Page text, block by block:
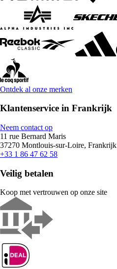
Ontdek al onze merken
Klantenservice in Frankrijk
Neem contact op
11 rue Bernard Maris
37270 Montlouis-sur-Loire, Frankrijk
+33 1 86 47 62 58
Veilig betalen
Koop met vertrouwen op onze site